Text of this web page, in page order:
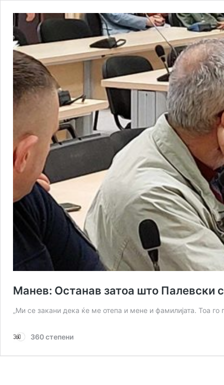
Манев: Останав затоа што Палевски
„Ми се закани дека ќе ме отепа и мене и фамилијата. Тоа
360 степени